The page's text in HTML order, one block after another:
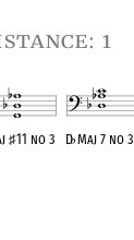
1
♯11 no 3 D♭Maj 7 no 3